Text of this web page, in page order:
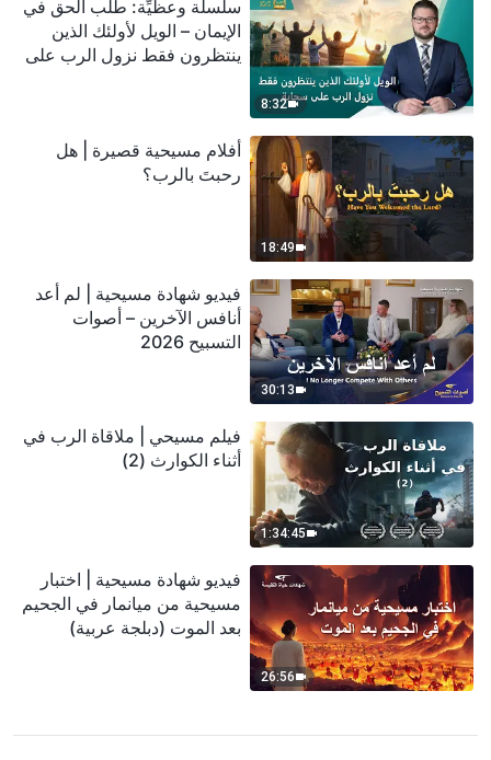
8:32
سلسلة وعظيِّة: طلب الحق في
الإيمان – الويل لأولئك الذين
ينتظرون فقط نزول الرب على
18:49
أفلام مسيحية قصيرة | هل
رحبتَ بالرب؟
30:13
فيديو شهادة مسيحية | لم أعد
أنافس الآخرين – أصوات
التسبيح 2026
1:34:45
فيلم مسيحي | ملاقاة الرب في
أثناء الكوارث (2)
26:56
فيديو شهادة مسيحية | اختبار
مسيحية من ميانمار في الجحيم
بعد الموت (دبلجة عربية)